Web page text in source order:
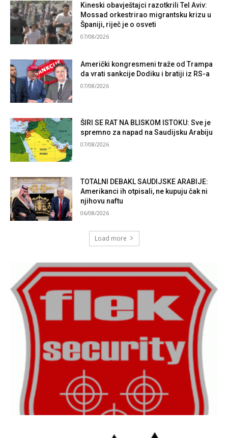
Kineski obavještajci razotkrili Tel Aviv:
Mossad orkestrirao migrantsku krizu u
Španiji, riječ je o osveti
07/08/2026
Američki kongresmeni traže od Trampa
da vrati sankcije Dodiku i bratiji iz RS-a
07/08/2026
ŠIRI SE RAT NA BLISKOM ISTOKU: Sve je
spremno za napad na Saudijsku Arabiju
07/08/2026
TOTALNI DEBAKL SAUDIJSKE ARABIJE:
Amerikanci ih otpisali, ne kupuju čak ni
njihovu naftu
06/08/2026
Load more